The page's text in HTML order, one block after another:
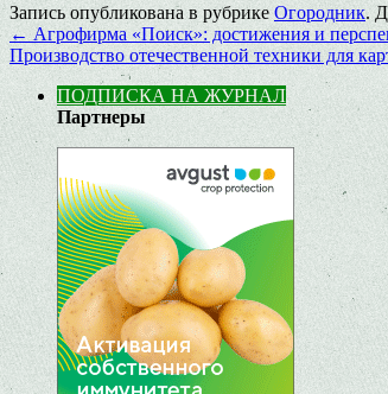
Запись опубликована в рубрике Огородник.
← Агрофирма «Поиск»: достижения и
Производство отечественной техники для
ПОДПИСКА НА ЖУРНАЛ
Партнеры